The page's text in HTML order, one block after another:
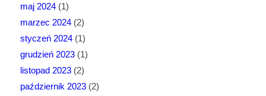
maj 2024(1)
marzec 2024(2)
styczeń 2024(1)
grudzień 2023(1)
listopad 2023(2)
październik 2023(2)